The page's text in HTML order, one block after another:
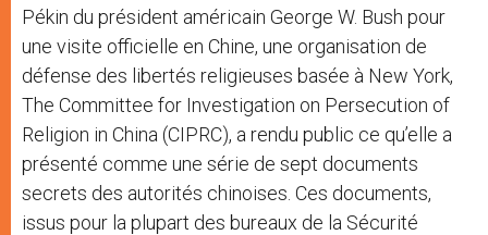
Pékin du président américain George W. Bush pour
une visite officielle en Chine, une organisation de
défense des libertés religieuses basée à New York,
The Committee for Investigation on Persecution of
Religion in China (CIPRC), a rendu public ce qu’elle a
présenté comme une série de sept documents
secrets des autorités chinoises. Ces documents,
issus pour la plupart des bureaux de la Sécurité